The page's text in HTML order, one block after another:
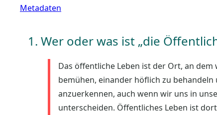
Metadaten
1. Wer oder was ist „die
Das öffentliche Leben ist der Ort, an
bemühen, einander höflich zu
anzuerkennen, auch wenn wir uns in
unterscheiden. Öffentliches Leben ist